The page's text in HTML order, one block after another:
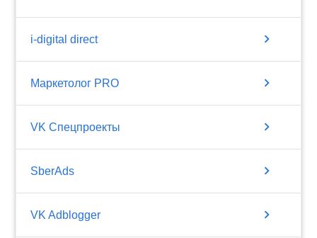
i-digital direct chevron_right
Маркетолог PRO chevron_right
VK Спецпроекты chevron_right
SberAds chevron_right
VK Adblogger chevron_right